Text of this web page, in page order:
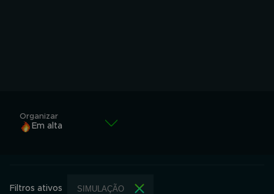
Organizar
Em alta
Filtros ativos SIMULAÇÃO